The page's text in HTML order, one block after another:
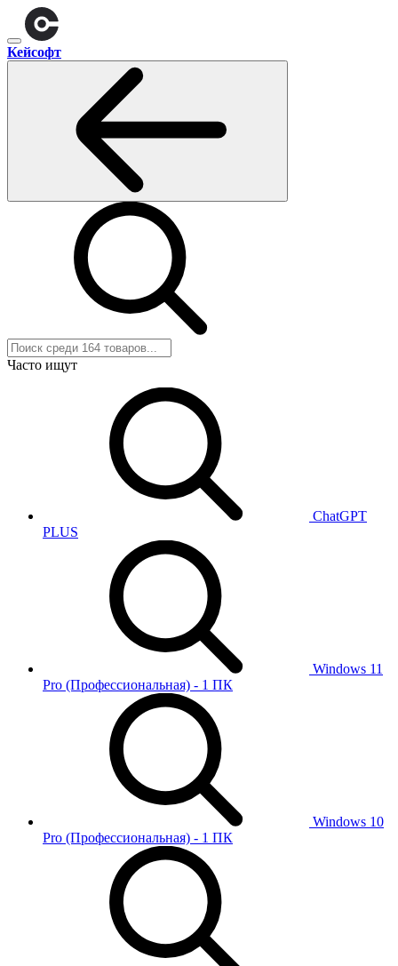
Кейсофт
Часто ищут
ChatGPT
PLUS
Windows 11
Pro (Профессиональная) - 1 ПК
Windows 10
Pro (Профессиональная) - 1 ПК